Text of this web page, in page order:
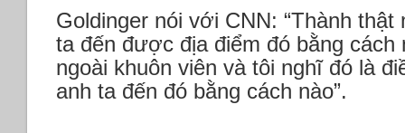
Goldinger nói với CNN: “Thành
ta đến được địa điểm đó bằng
ngoài khuôn viên và tôi nghĩ đó là
anh ta đến đó bằng cách nào”.